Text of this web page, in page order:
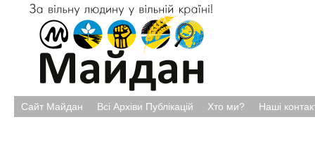
Сайт Майдан Всі Архіви Публікацій Хто ми? Наші